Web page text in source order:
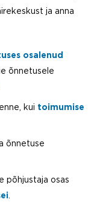
ja anna
osalenud
õnnetusele
kui toimumise
õnnetuse
põhjustaja osas